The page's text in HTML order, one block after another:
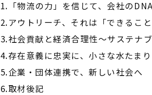
1.「物流の力」を信じて、会社の
2.アウトリーチ、それは「できるこ
3.社会貢献と経済合理性～サステナ
4.存在意義に忠実に、小さな水たま
5.企業・団体連携で、新しい社会へ
6.取材後記